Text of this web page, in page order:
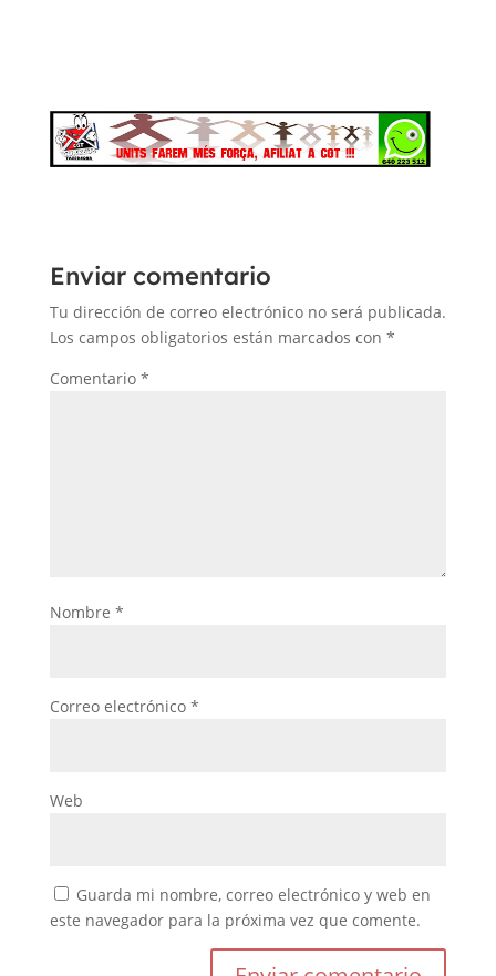
Enviar comentario
Tu dirección de correo electrónico no será publicada.
Los campos obligatorios están marcados con *
Comentario *
Nombre *
Correo electrónico *
Web
Guarda mi nombre, correo electrónico y web en
este navegador para la próxima vez que comente.